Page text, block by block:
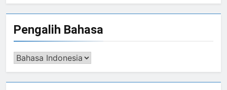
Pengalih Bahasa
Pengalih